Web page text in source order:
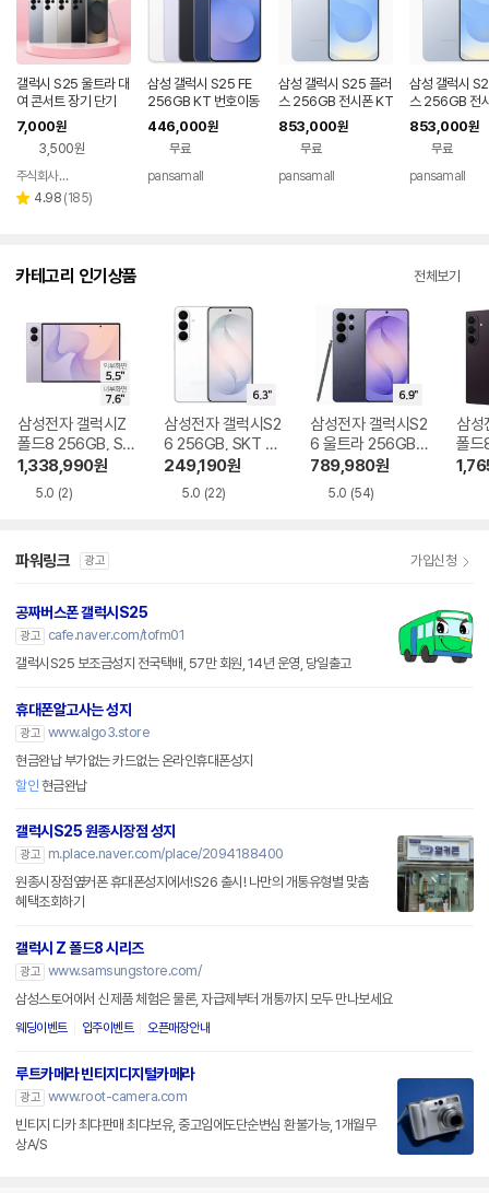
을
안
내
를
나
타
는
표
갤럭시 S25 울트라 대
여 콘서트 장기 단기
7,000원
3,500원
페이
주식회사 폰빌리지
별 4.98 리
(185)
삼성 갤럭시 S25 FE
256GB KT 번호이동
공시지원 완납
446,000원
무료
pansamall
삼성 갤럭시 S25 플러
스 256GB 전시폰 KT
번호이동 완납 90요금
제
853,000원
무료
pansamall
삼성 갤럭시
스 256GB 전
기기변경 완납
853,000원
무료
pansamall
카테고리 인기상품 전체보기
삼성전자 갤럭시Z
폴드8 256GB, SK
T 기기변경 완납
1,338,990원
5.0 (2)
삼성전자 갤럭시S2
6 256GB, SKT 기
기변경 완납
249,190원
5.0 (22)
삼성전자 갤럭시S2
6 울트라 256GB,
SKT 기기변경 완납
789,980원
5.0 (54)
삼성
폴드
GB,
파워링크 광고 가입신청
공짜버스폰 갤럭시S25
광고
cafe.naver.com/tofm01
갤럭시S25 보조금성지 전국택배, 57만 회원, 14년 운영, 당일출고
휴대폰알고사는 성지
광고 www.algo3.store
현금완납 부가없는 카드없는 온라인휴대폰성지
할인 현금완납
갤럭시S25 원종시장점 성지
광고
m.place.naver.com/place/2094188400
원종시장점옆커폰 휴대폰성지에서!S26 출시! 나만의 개통유형별 맞춤
혜택조회하기
갤럭시 Z 폴드8 시리즈
광고 www.samsungstore.com/
삼성스토어에서 신제품 체험은 물론, 자급제부터 개통까지 모두 만나보세요
웨딩이벤트 입주이벤트 오픈매장안내
루트카메라 빈티지디지털카메라
광고 www.root-camera.com
빈티지 디카 최댜판매 최댜보유, 중고임에도단순변심 환불가능, 1개월무
상A/S